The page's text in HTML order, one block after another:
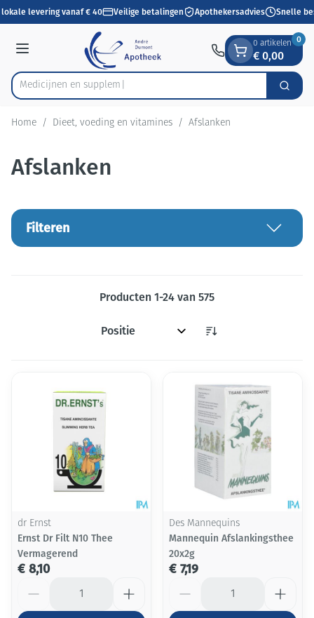
Ga naar de inhoud
1 van 1
levering vanaf € 40 Veilige betalingen Apothekersadvies Snelle
Menu
Product, merk, categorie...
Med Zoek
0 artikelen
€ 0,00
0
Home / Dieet, voeding en vitamines / Afslanken
Afslanken
Filteren
Producten 1-24 van 575
Sorteer op:
dr Ernst
Ernst Dr Filt N10 Thee
Vermagerend
€ 8,10
Des Mannequins
Mannequin Afslankingsthee
20x2g
€ 7,19